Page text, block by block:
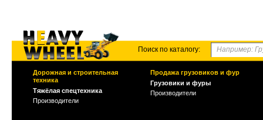
Поиск по каталогу:
Дорожная и строительная
техника
Тяжёлая спецтехника
Производители
Продажа грузовиков и фур
Грузовики и фуры
Производители